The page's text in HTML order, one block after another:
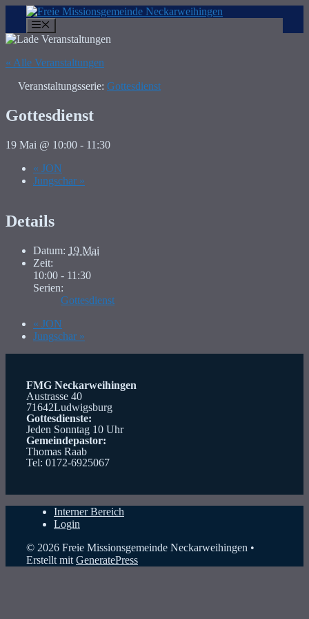
Inhalt
springen
« Alle Veranstaltungen
Veranstaltungsserie: Gottesdienst
Gottesdienst
19 Mai @ 10:00 - 11:30
« JON
Jungschar »
Details
Datum: 19 Mai
Zeit:
10:00 - 11:30
Serien:
Gottesdienst
« JON
Jungschar »
FMG Neckarweihingen
Austrasse 40
71642Ludwigsburg
Gottesdienste:
Jeden Sonntag 10 Uhr
Gemeindepastor:
Thomas Raab
Tel: 0172-6925067
Interner Bereich
Login
© 2026 Freie Missionsgemeinde Neckarweihingen •
Erstellt mit GeneratePress